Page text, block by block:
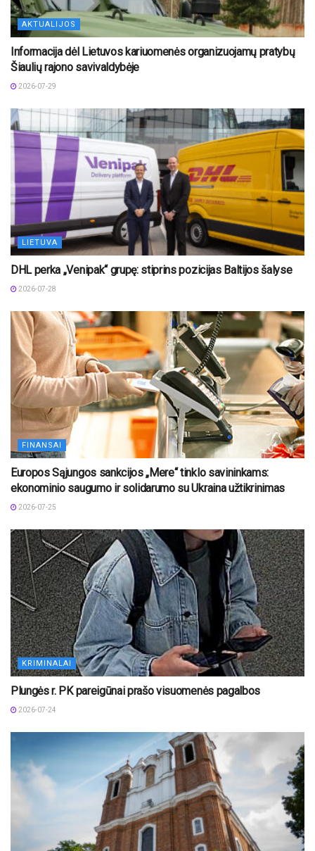
AKTUALIJOS
Informacija dėl Lietuvos kariuomenės organizuojamų pratybų
Šiaulių rajono savivaldybėje
2026-07-29
LIETUVA
DHL perka „Venipak“ grupę: stiprins pozicijas Baltijos šalyse
2026-07-28
FINANSAI
Europos Sąjungos sankcijos „Mere“ tinklo savininkams:
ekonominio saugumo ir solidarumo su Ukraina užtikrinimas
2026-07-25
KRIMINALAI
Plungės r. PK pareigūnai prašo visuomenės pagalbos
2026-07-24